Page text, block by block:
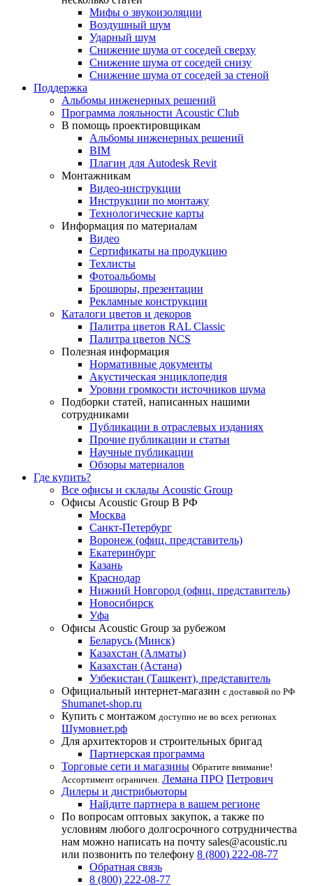
Мифы о звукоизоляции
Воздушный шум
Ударный шум
Снижение шума от соседей сверху
Снижение шума от соседей снизу
Снижение шума от соседей за стеной
Поддержка
Альбомы инженерных решений
Программа лояльности Acoustic Club
В помощь проектировщикам
Альбомы инженерных решений
BIM
Плагин для Autodesk Revit
Монтажникам
Видео-инструкции
Инструкции по монтажу
Технологические карты
Информация по материалам
Видео
Сертификаты на продукцию
Техлисты
Фотоальбомы
Брошюры, презентации
Рекламные конструкции
Каталоги цветов и декоров
Палитра цветов RAL Сlassic
Палитра цветов NCS
Полезная информация
Нормативные документы
Акустическая энциклопедия
Уровни громкости источников шума
Подборки статей, написанных нашими
сотрудниками
Публикации в отраслевых изданиях
Прочие публикации и статьи
Научные публикации
Обзоры материалов
Где купить?
Все офисы и склады Acoustic Group
Офисы Acoustic Group В РФ
Москва
Санкт-Петербург
Воронеж (офиц. представитель)
Екатеринбург
Казань
Краснодар
Нижний Новгород (офиц. представитель)
Новосибирск
Уфа
Офисы Acoustic Group за рубежом
Беларусь (Минск)
Казахстан (Алматы)
Казахстан (Астана)
Узбекистан (Ташкент), представитель
Официальный интернет-магазин с доставкой по РФ
Shumanet-shop.ru
Купить с монтажом доступно не во всех регионах
Шумовнет.рф
Для архитекторов и строительных бригад
Партнерская программа
Торговые сети и магазины Обратите внимание!
Ассортимент ограничен. Лемана ПРО Петрович
Дилеры и дистрибьюторы
Найдите партнера в вашем регионе
По вопросам оптовых закупок, а также по
условиям любого долгосрочного сотрудничества
нам можно написать на почту sales@acoustic.ru
или позвонить по телефону 8 (800) 222-08-77
Обратная связь
8 (800) 222-08-77